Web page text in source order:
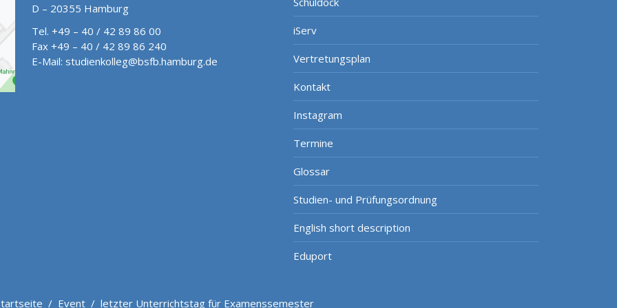
D – 20355 Hamburg
Tel. +49 – 40 / 42 89 86 00
Fax +49 – 40 / 42 89 86 240
E-Mail: studienkolleg@bsfb.hamburg.de
iServ
Vertretungsplan
Kontakt
Instagram
Termine
Glossar
Studien- und Prüfungsordnung
English short description
Eduport
/ Event/ letzter Unterrichtstag für Examenssemester